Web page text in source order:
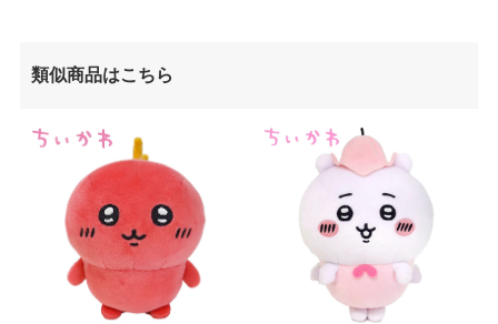
類似商品はこちら